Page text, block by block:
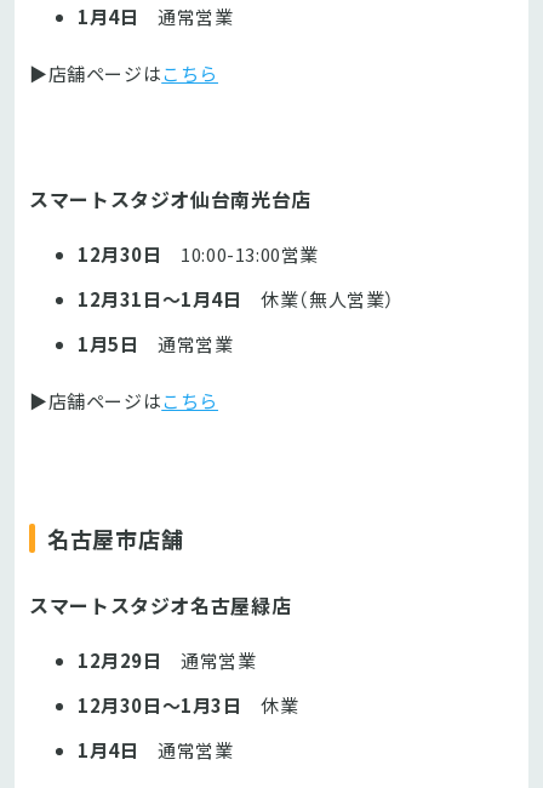
1月4日
通常営業
▶店舗ページはこちら
スマートスタジオ仙台南光台店
12月30日
10:00-13:00営業
12月31日～1月4日
休業（無人営業）
1月5日
通常営業
▶店舗ページはこちら
名古屋市店舗
スマートスタジオ名古屋緑店
12月29日
通常営業
12月30日～1月3日
休業
1月4日
通常営業